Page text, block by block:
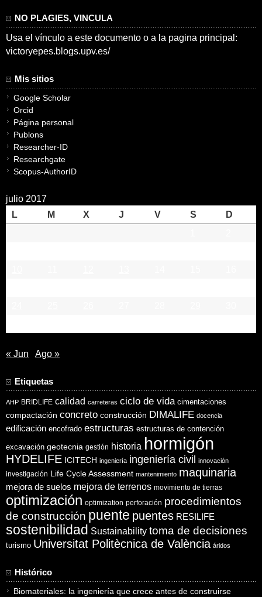
NO PLAGIES, VINCULA
Usa el vínculo a este documento o a la pagina principal:
victoryepes.blogs.upv.es/
Mis sitios
Google Scholar
Orcid
Página personal
Publons
Researcher-ID
Researchgate
Scopus-AuthorID
julio 2017
L
M X J V S
D
« Jun Ago »
Etiquetas
AHP BRIDLIFE calidad carreteras ciclo de vida cimentaciones
compactación concreto construcción DIMALIFE docencia
edificación encofrado estructuras estructuras de contención
excavación geotecnia gestión historia hormigón
HYDELIFE ICITECH ingeniería ingeniería civil innovación
investigación Life Cycle Assessment mantenimiento maquinaria
mejora de suelos mejora de terrenos movimiento de tierras
optimización optimization perforación procedimientos
de construcción puente puentes RESILIFE
sostenibilidad Sustainability toma de decisiones
turismo Universitat Politècnica de València áridos
Histórico
Biomateriales: la ingeniería que crece antes de construirse